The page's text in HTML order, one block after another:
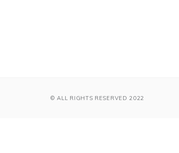
© ALL RIGHTS RESERVED 2022